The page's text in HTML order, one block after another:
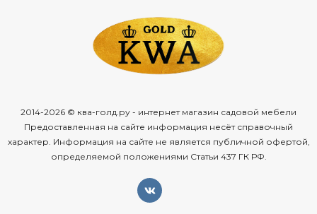
2014-2026 © ква-голд.ру - интернет магазин садовой мебели
Предоставленная на сайте информация несёт справочный
характер. Информация на сайте не является публичной офертой,
определяемой положениями Статьи 437 ГК РФ.